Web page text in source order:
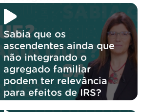
Sabia que os
ascendentes ainda que
não integrando o
agregado familiar
podem ter relevância
para efeitos de IRS?